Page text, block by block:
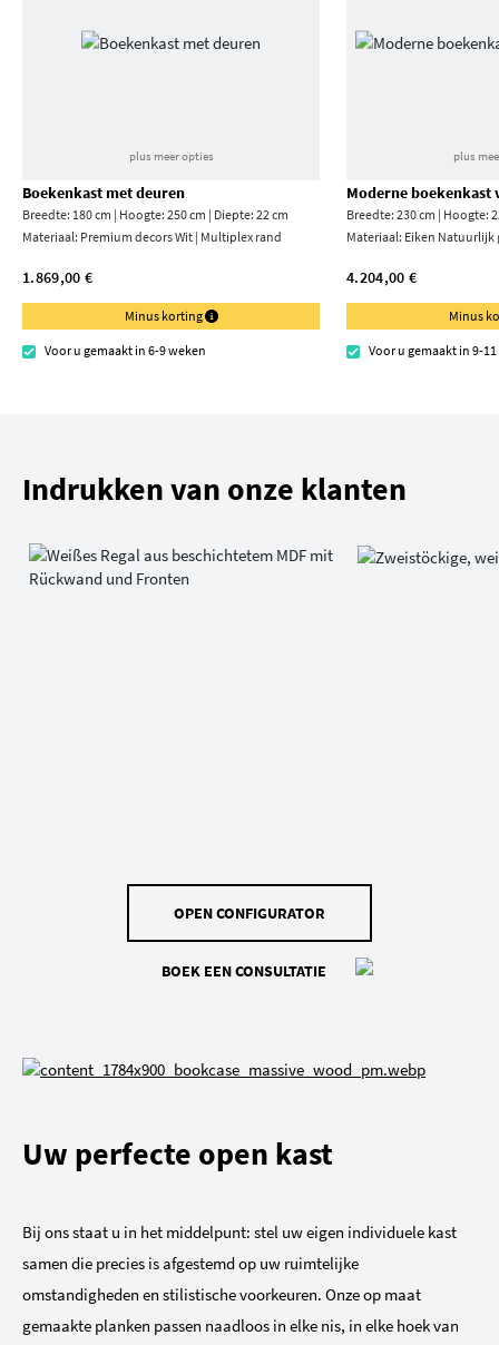
plus meer opties
Boekenkast met deuren
Breedte: 180 cm | Hoogte: 250 cm | Diepte: 22 cm
Materiaal: Premium decors Wit | Multiplex rand
1.869,00 €
Minus korting
Voor u gemaakt in 6-9 weken
plus
Moderne boekenkast
Breedte: 230 cm | Hoogte:
Materiaal: Eiken Natuurlijk
4.204,00 €
Minus
Voor u gemaakt in 9-
Indrukken van onze klanten
OPEN CONFIGURATOR
BOEK EEN CONSULTATIE
Uw perfecte open kast
Bij ons staat u in het middelpunt: stel uw eigen individuele kast
samen die precies is afgestemd op uw ruimtelijke
omstandigheden en stilistische voorkeuren. Onze op maat
gemaakte planken passen naadloos in elke nis, in elke hoek van